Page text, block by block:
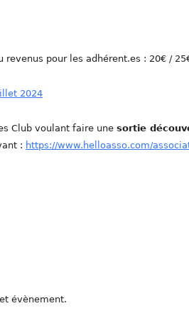
pour les adhérent.es : 20€ /
2024
Club voulant faire une sortie
: https://www.helloasso.com/
évènement.